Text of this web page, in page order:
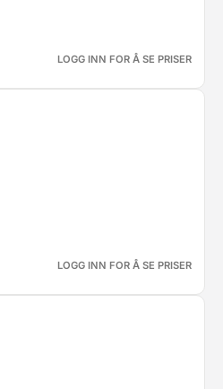
LOGG INN FOR Å SE PRISER
LOGG INN FOR Å SE PRISER